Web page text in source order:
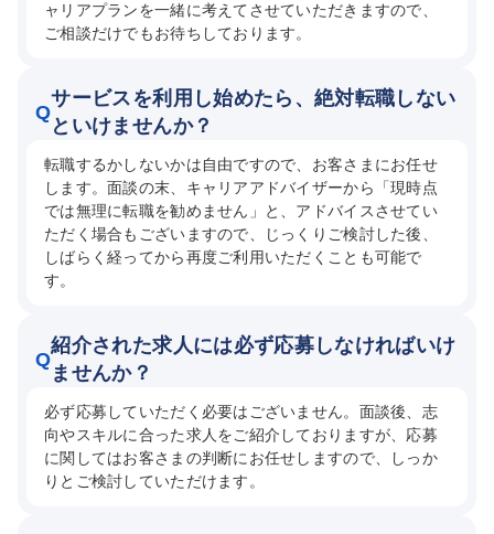
ャリアプランを一緒に考えてさせていただきますので、
ご相談だけでもお待ちしております。
Q
サービスを利用し始めたら、絶対転職しない
といけませんか？
転職するかしないかは自由ですので、お客さまにお任せ
します。面談の末、キャリアアドバイザーから「現時点
では無理に転職を勧めません」と、アドバイスさせてい
ただく場合もございますので、じっくりご検討した後、
しばらく経ってから再度ご利用いただくことも可能で
す。
Q
紹介された求人には必ず応募しなければいけ
ませんか？
必ず応募していただく必要はございません。面談後、志
向やスキルに合った求人をご紹介しておりますが、応募
に関してはお客さまの判断にお任せしますので、しっか
りとご検討していただけます。